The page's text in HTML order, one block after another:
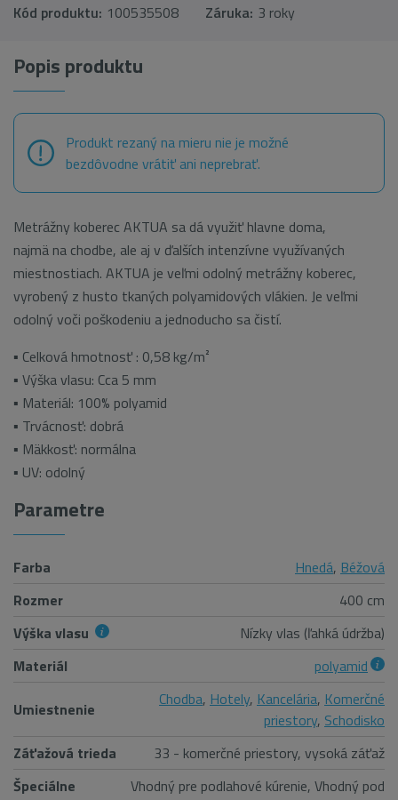
Kód produktu: 100535508 Záruka: 3 roky
Popis produktu
Produkt rezaný na mieru nie je možné
bezdôvodne vrátiť ani neprebrať.
Metrážny koberec AKTUA sa dá využiť hlavne doma,
najmä na chodbe, ale aj v ďalších intenzívne využívaných
miestnostiach. AKTUA je veľmi odolný metrážny koberec,
vyrobený z husto tkaných polyamidových vlákien. Je veľmi
odolný voči poškodeniu a jednoducho sa čistí.
▪ Celková hmotnosť : 0,58 kg/m²
▪ Výška vlasu: Cca 5 mm
▪ Materiál: 100% polyamid
▪ Trvácnosť: dobrá
▪ Mäkkosť: normálna
▪ UV: odolný
Parametre
Farba Hnedá, Béžová
Rozmer
400 cm
Výška vlasu
Nízky vlas (ľahká údržba)
Materiál
polyamid
Umiestnenie Chodba, Hotely, Kancelária, Komerčné
priestory, Schodisko
Záťažová trieda
33 - komerčné priestory, vysoká záťaž
Špeciálne
Vhodný pre podlahové kúrenie, Vhodný pod